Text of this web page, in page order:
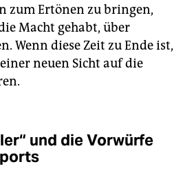
zum Ertönen zu bringen,
Macht gehabt, über
Wenn diese Zeit zu Ende ist,
neuen Sicht auf die
und die Vorwürfe